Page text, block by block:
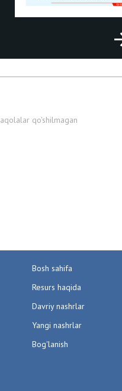
qo'shilmagan
Bosh sahifa
Resurs haqida
Davriy nashrlar
Yangi nashrlar
Bog'lanish